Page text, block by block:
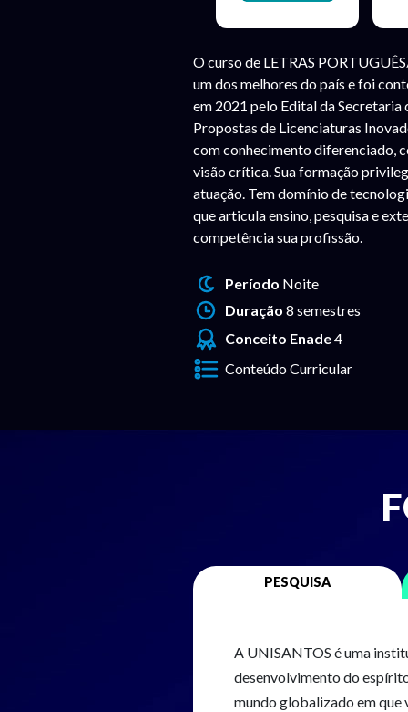
O curso de LETRAS
um dos melhores do país e foi
em 2021 pelo Edital da
Propostas de Licenciaturas
com conhecimento diferenciado,
visão crítica. Sua formação
atuação. Tem domínio de
que articula ensino, pesquisa e
competência sua profissão.
Período Noite
Duração 8 semestres
Conceito Enade4
Conteúdo Curricular
PESQUISA
A UNISANTOS é uma
desenvolvimento do
mundo globalizado em que